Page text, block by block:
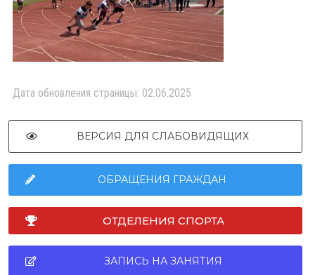
Дата обновления страницы: 02.06.2025
ВЕРСИЯ ДЛЯ СЛАБОВИДЯЩИХ
ОБРАЩЕНИЯ ГРАЖДАН
ОТДЕЛЕНИЯ СПОРТА
ЗАПИСЬ НА ЗАНЯТИЯ